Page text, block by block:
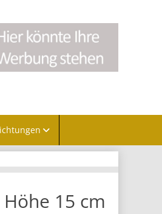
15 cm